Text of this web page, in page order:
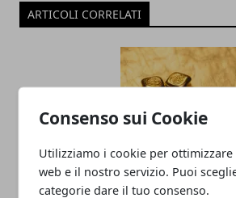
Consenso sui Cookie
Utilizziamo i cookie per
web e il nostro servizio. Puoi
categorie dare il tuo consenso.
ARTICOLI CORRELATI
Come funziona l’industria